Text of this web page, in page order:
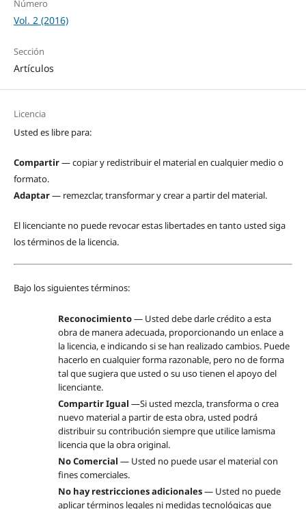
Número
Vol. 2 (2016)
Sección
Artículos
Licencia
Usted es libre para:
Compartir— copiar y redistribuir el material en cualquier medio o
formato.
Adaptar— remezclar, transformar y crear a partir del material.
El licenciante no puede revocar estas libertades en tanto usted siga
los términos de la licencia.
Bajo los siguientes términos:
Reconocimiento— Usted debe darle crédito a esta
obra de manera adecuada, proporcionando un enlace a
la licencia, e indicando si se han realizado cambios. Puede
hacerlo en cualquier forma razonable, pero no de forma
tal que sugiera que usted o su uso tienen el apoyo del
licenciante.
Compartir Igual —Si usted mezcla, transforma o crea
nuevo material a partir de esta obra, usted podrá
distribuir su contribución siempre que utilice lamisma
licencia que la obra original.
No Comercial — Usted no puede usar el material con
fines comerciales.
No hay restricciones adicionales— Usted no puede
aplicar términos legales ni medidas tecnológicas que